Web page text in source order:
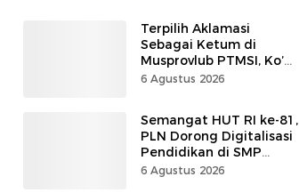
Terpilih Aklamasi
Sebagai Ketum di
Musprovlub PTMSI, Ko’
Alfrets Rumawas Siap
6 Agustus 2026
Semangat HUT RI ke-81,
PLN Dorong Digitalisasi
Pendidikan di SMP
Negeri 1 Palu Lewat
6 Agustus 2026